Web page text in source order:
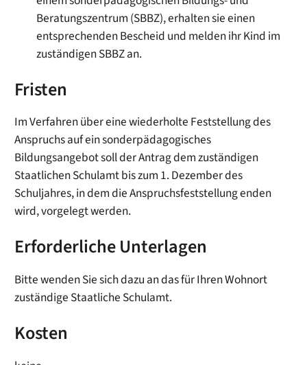
Beratungszentrum (SBBZ), erhalten sie einen
entsprechenden Bescheid und melden ihr Kind im
zuständigen SBBZ an.
Fristen
Im Verfahren über eine wiederholte Feststellung des
Anspruchs auf ein sonderpädagogisches
Bildungsangebot soll der Antrag dem zuständigen
Staatlichen Schulamt bis zum 1. Dezember des
Schuljahres, in dem die Anspruchsfeststellung enden
wird, vorgelegt werden.
Erforderliche Unterlagen
Bitte wenden Sie sich dazu an das für Ihren Wohnort
zuständige Staatliche Schulamt.
Kosten